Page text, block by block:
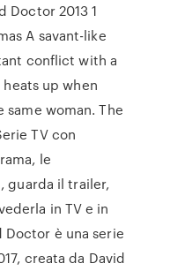
Doctor 2013 1
A savant-like
conflict with a
up when
woman. The
TV con
le
guarda il trailer,
in TV e in
Doctor è una serie
creata da David